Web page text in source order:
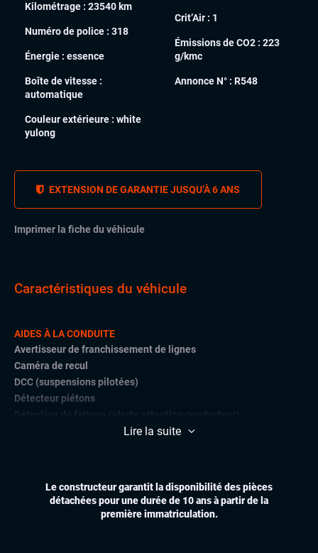
Kilométrage : 23540 km
Numéro de police : 318
Énergie : essence
Boîte de vitesse :
automatique
Couleur extérieure : white
yulong
Crit’Air : 1
Émissions de CO2 : 223
g/kmc
Annonce N° : R548
EXTENSION DE GARANTIE JUSQU’À 6 ANS
Imprimer la fiche du véhicule
Caractéristiques du véhicule
AIDES À LA CONDUITE
Avertisseur de franchissement de lignes
Caméra de recul
DCC (suspensions pilotées)
Détecteur piétons
Détection de fatigue (alerte attention conducteur)
Détections de signalisation routière
Radars de stationnement avant et arrière
Régulateur et limiteur de vitesse
Lire la suite
Le constructeur garantit la disponibilité des pièces
détachées pour une durée de 10 ans à partir de la
première immatriculation.